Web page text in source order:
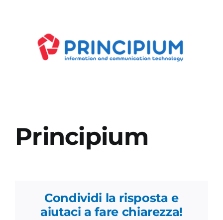
Principium
Condividi la risposta e
aiutaci a fare chiarezza!